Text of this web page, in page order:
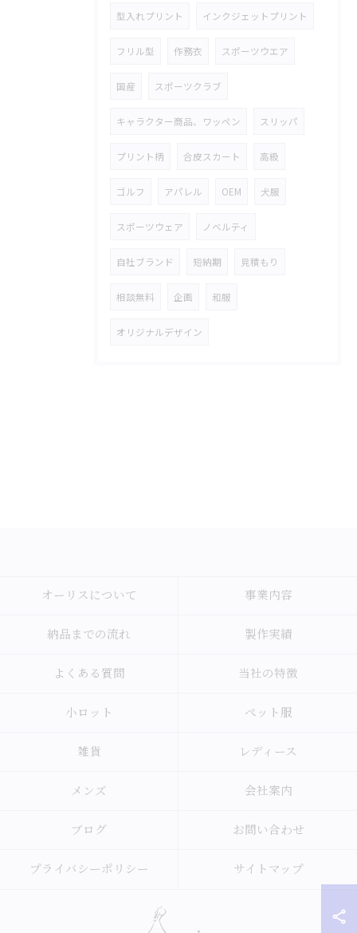
型入れプリント インクジェットプリント
フリル型 作務衣 スポーツウエア
国産 スポーツクラブ
キャラクター商品、ワッペン スリッパ
プリント柄 合皮スカート 高級
ゴルフ アパレル OEM 犬服
スポーツウェア ノベルティ
自社ブランド 短納期 見積もり
相談無料 企画 和服
オリジナルデザイン
オーリスについて 事業内容
納品までの流れ 製作実績
よくある質問 当社の特徴
小ロット ペット服
雑貨 レディース
メンズ 会社案内
ブログ お問い合わせ
プライバシーポリシー サイトマップ